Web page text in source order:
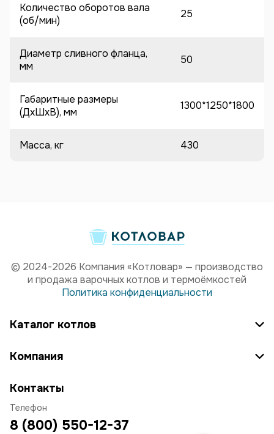
Количество оборотов вала
(об/мин)
25
Диаметр сливного фланца,
мм
50
Габаритные размеры
(ДхШхВ), мм
1300*1250*1800
Масса, кг 430
© 2024-2026 Компания «Котловар» — производство
и продажа варочных котлов и термоёмкостей
Политика конфиденциальности
Каталог котлов
Компания
Контакты
Телефон
8 (800) 550-12-37